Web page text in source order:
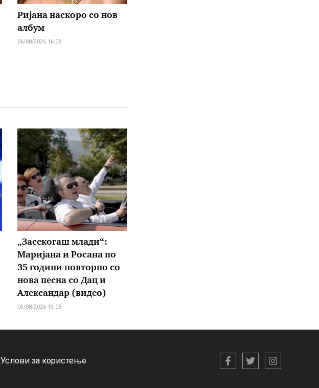
Ријана наскоро со нов
албум
06/08/2026 16:08
„Засекогаш млади“:
Маријана и Росана по
35 години повторно со
нова песна со Дац и
Александар (видео)
05/08/2026 19:08
Услови за користење